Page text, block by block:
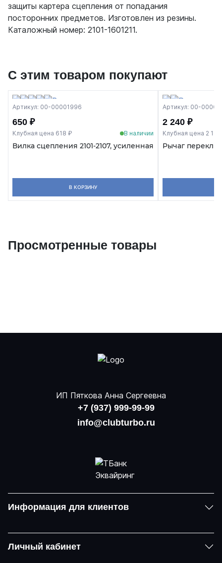
защиты картера сцепления от попадания
посторонних предметов. Изготовлен из резины.
Каталожный номер: 2101-1601211.
С этим товаром покупают
Артикул: 00-00001996
650 ₽
Клубная цена 618 ₽ В наличии
Вилка сцепления 2101-2107, усиленная
В КОРЗИНУ
Артикул: 00-
2 240 ₽
Клубная цена 2
Рычаг
Просмотренные товары
ИП Пяткова Анна Сергеевна
+7 (937) 999-99-99
info@clubturbo.ru
Информация для клиентов
Личный кабинет